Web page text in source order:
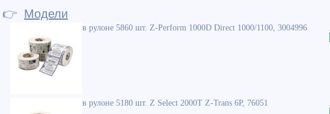
👉 Модели
в рулоне 5860 шт. Z-Perform 1000D Direct 1000/1100, 3004996
в рулоне 5180 шт. Z Select 2000T Z-Trans 6P, 76051